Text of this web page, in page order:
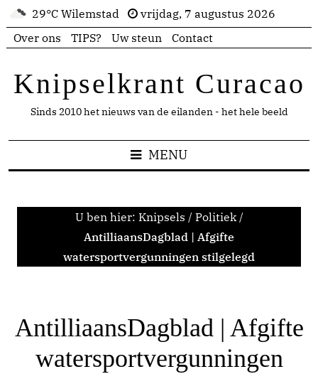
29°C Wilemstad
vrijdag, 7 augustus 2026
Over ons
TIPS? Uw steun Contact
Knipselkrant Curacao
Sinds 2010 het nieuws van de eilanden - het hele beeld
MENU
U ben hier: Knipsels / Politiek /
AntilliaansDagblad | Afgifte
watersportvergunningen stilgelegd
AntilliaansDagblad | Afgifte
watersportvergunningen